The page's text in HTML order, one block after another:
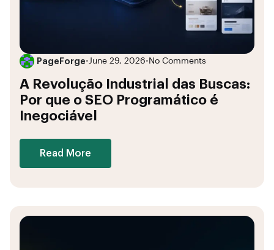
PageForge•June 29, 2026• No Comments
A Revolução Industrial das Buscas:
Por que o SEO Programático é
Inegociável
Read More